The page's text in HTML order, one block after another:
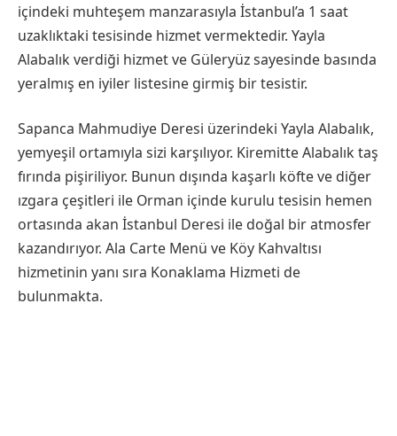
içindeki muhteşem manzarasıyla İstanbul’a 1 saat
uzaklıktaki tesisinde hizmet vermektedir. Yayla
Alabalık verdiği hizmet ve Güleryüz sayesinde basında
yeralmış en iyiler listesine girmiş bir tesistir.
Sapanca Mahmudiye Deresi üzerindeki Yayla Alabalık,
yemyeşil ortamıyla sizi karşılıyor. Kiremitte Alabalık taş
fırında pişiriliyor. Bunun dışında kaşarlı köfte ve diğer
ızgara çeşitleri ile Orman içinde kurulu tesisin hemen
ortasında akan İstanbul Deresi ile doğal bir atmosfer
kazandırıyor. Ala Carte Menü ve Köy Kahvaltısı
hizmetinin yanı sıra Konaklama Hizmeti de
bulunmakta.